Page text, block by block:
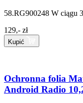
58.RG900248 W ciągu
129,- zł
Kupić
Ochronna folia
Android Radio